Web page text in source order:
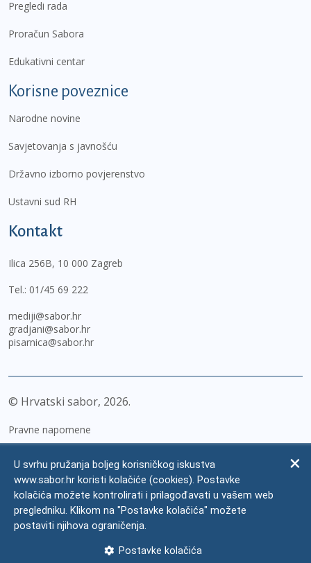
Pregledi rada
Proračun Sabora
Edukativni centar
Korisne poveznice
Narodne novine
Savjetovanja s javnošću
Državno izborno povjerenstvo
Ustavni sud RH
Kontakt
Ilica 256B, 10 000 Zagreb
Tel.: 01/45 69 222
mediji@sabor.hr
gradjani@sabor.hr
pisarnica@sabor.hr
© Hrvatski sabor, 2026
Pravne napomene
Zaštita osobnih podataka
Impressum
Česta pitanja
U svrhu pružanja boljeg korisničkog iskustva
www.sabor.hr koristi kolačiće (cookies). Postavke
kolačića možete kontrolirati i prilagođavati u vašem web
pregledniku. Klikom na "Postavke kolačića" možete
postaviti njihova ograničenja.
Postavke kolačića